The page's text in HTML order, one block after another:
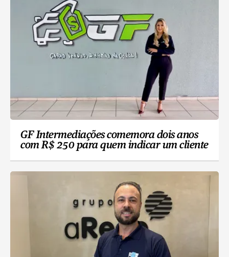
GF Intermediações comemora dois anos
com R$ 250 para quem indicar um cliente